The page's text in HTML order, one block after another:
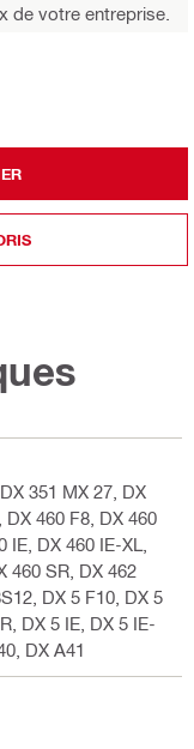
de votre entreprise.
351 MX 27, DX
DX 460 F8, DX 460
IE, DX 460 IE-XL,
460 SR, DX 462
DX 5 F10, DX 5
DX 5 IE, DX 5 IE-
DX A41